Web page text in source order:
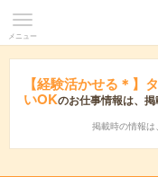
メニュー
【経験活かせる＊】
いOKのお仕事情報は、
掲載時の情報は、